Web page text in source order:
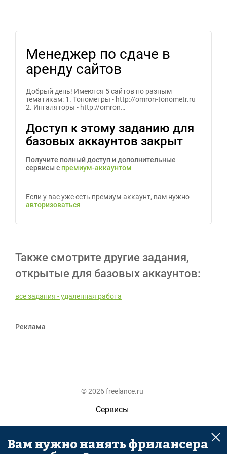
Менеджер по сдаче в
аренду сайтов
Добрый день! Имеются 5 сайтов по разным
тематикам: 1. Тонометры - http://omron-tonometr.ru
2. Ингаляторы - http://omron…
Доступ к этому заданию для
базовых аккаунтов закрыт
Получите полный доступ и дополнительные
сервисы с премиум-аккаунтом
Если у вас уже есть премиум-аккаунт, вам нужно
авторизоваться
Также смотрите другие задания,
открытые для базовых аккаунтов:
все задания - удаленная работа
Реклама
© 2026 freelance.ru
Сервисы
Помощь
Поиск
Вам нужно нанять фрилансера